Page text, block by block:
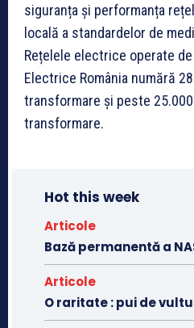
siguranța și performanța
locală a standardelor de
Rețelele electrice operate
Electrice România numără
transformare și peste
transformare.
Hot this week
Articole
Bază permanentă a
Articole
O raritate : pui de